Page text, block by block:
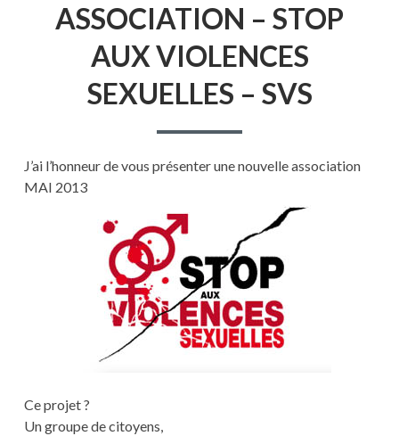
STOP
AUX
VIOLENCES
–
SVS
ASSOCIATION – STOP
AUX VIOLENCES
SEXUELLES – SVS
J’ai l’honneur de vous présenter une nouvelle association
MAI 2013​
Ce projet ?
Un groupe de citoyens,